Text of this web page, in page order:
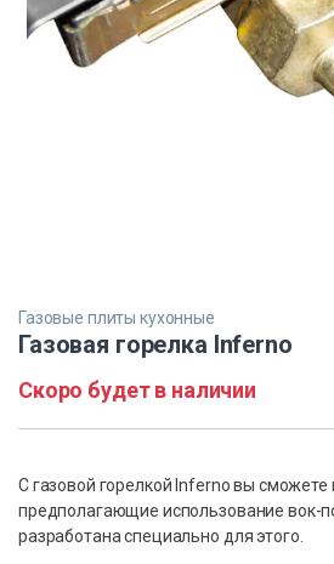
Газовые плиты кухонные
Газовая горелка Inferno
Скоро будет в наличии
С газовой горелкой Inferno вы
предполагающие использование вок-
разработана специально для этого.